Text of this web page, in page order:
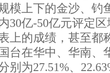
模上下的金沙、钓
30亿-50亿元评定
上的成绩，甚至都
台在华中、华南、
别为27.51%、